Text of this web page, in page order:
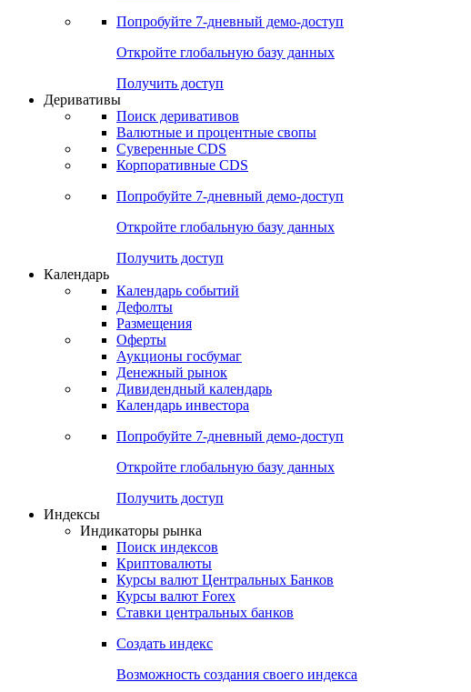
Попробуйте 7-дневный демо-доступ
Откройте глобальную базу данных
Получить доступ
Деривативы
Поиск деривативов
Валютные и процентные свопы
Суверенные CDS
Корпоративные CDS
Попробуйте 7-дневный демо-доступ
Откройте глобальную базу данных
Получить доступ
Календарь
Календарь событий
Дефолты
Размещения
Оферты
Аукционы госбумаг
Денежный рынок
Дивидендный календарь
Календарь инвестора
Попробуйте 7-дневный демо-доступ
Откройте глобальную базу данных
Получить доступ
Индексы
Индикаторы рынка
Поиск индексов
Криптовалюты
Курсы валют Центральных Банков
Курсы валют Forex
Ставки центральных банков
Создать индекс
Возможность создания своего индекса